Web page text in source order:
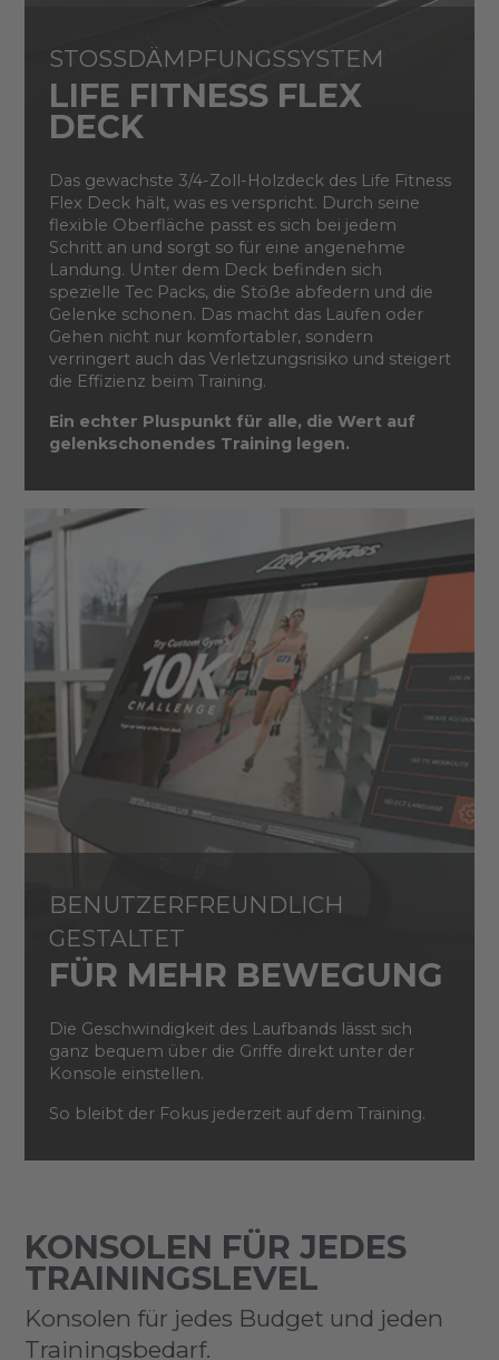
STOSSDÄMPFUNGSSYSTEM
LIFE FITNESS FLEX
DECK
Das gewachste 3/4-Zoll-Holzdeck des Life Fitness
Flex Deck hält, was es verspricht. Durch seine
flexible Oberfläche passt es sich bei jedem
Schritt an und sorgt so für eine angenehme
Landung. Unter dem Deck befinden sich
spezielle Tec Packs, die Stöße abfedern und die
Gelenke schonen. Das macht das Laufen oder
Gehen nicht nur komfortabler, sondern
verringert auch das Verletzungsrisiko und steigert
die Effizienz beim Training.
Ein echter Pluspunkt für alle, die Wert auf
gelenkschonendes Training legen.
BENUTZERFREUNDLICH
GESTALTET
FÜR MEHR BEWEGUNG
Die Geschwindigkeit des Laufbands lässt sich
ganz bequem über die Griffe direkt unter der
Konsole einstellen.
So bleibt der Fokus jederzeit auf dem Training.
KONSOLEN FÜR JEDES
TRAININGSLEVEL
Konsolen für jedes Budget und jeden
Trainingsbedarf.